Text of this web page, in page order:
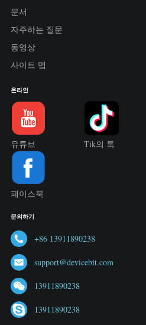
문서
자주하는 질문
동영상
사이트 맵
온라인
유튜브 Tik의 톡
페이스북
문의하기
+86 13911890238
support@devicebit.com
13911890238
13911890238